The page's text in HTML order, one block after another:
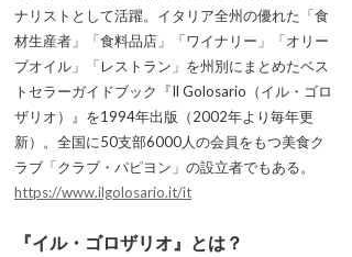
ナリストとして活躍。イタリア全州の優れた「食
材生産者」「食料品店」「ワイナリー」「オリー
ブオイル」「レストラン」を州別にまとめたベス
トセラーガイドブック『Il Golosario（イル・ゴロ
ザリオ）』を1994年出版（2002年より毎年更
新）。全国に50支部6000人の会員をもつ美食ク
ラブ「クラブ・パピヨン」の設立者でもある。
https://www.ilgolosario.it/it
『イル・ゴロザリオ』とは？